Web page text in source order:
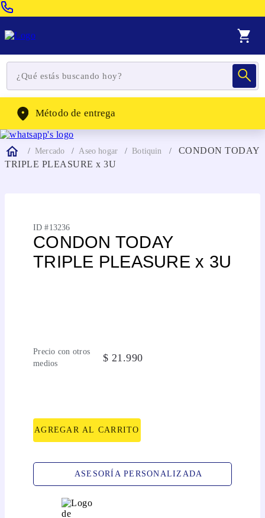
WhatsApp: (302) 262-4104
Método de entrega
Mercado Aseo hogar Botiquin
CONDON TODAY
TRIPLE PLEASURE x 3U
ID #13236
CONDON TODAY
TRIPLE PLEASURE x 3U
Precio con otros
medios
$ 21.990
AGREGAR AL CARRITO
ASESORÍA PERSONALIZADA